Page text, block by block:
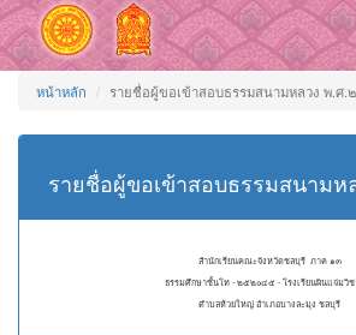
หน้าหลัก รายชื่อผู้ขอเข้าสอบธรรมสนามหลวง พ.ศ.
รายชื่อผู้ขอเข้าสอบธรรมสนาม
สำนักเรียนคณะจังหวัดชลบุรี ภาค ๑๓
ธรรมศึกษาชั้นโท - ๒๕๒๐๔๕ - โรงเรียนผินแจ่มวิช
ตำบลห้วยใหญ่ อำเภอบางละมุง ชลบุรี